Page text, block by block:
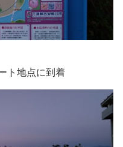
ト地点に到着